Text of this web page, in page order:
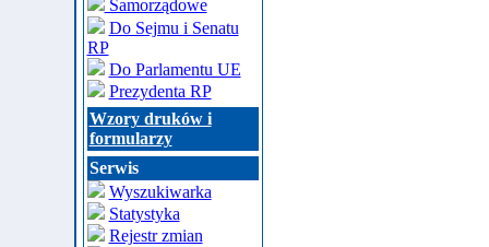
Samorządowe
Do Sejmu i Senatu
RP
Do Parlamentu UE
Prezydenta RP
Wzory druków i
formularzy
Serwis
Wyszukiwarka
Statystyka
Rejestr zmian